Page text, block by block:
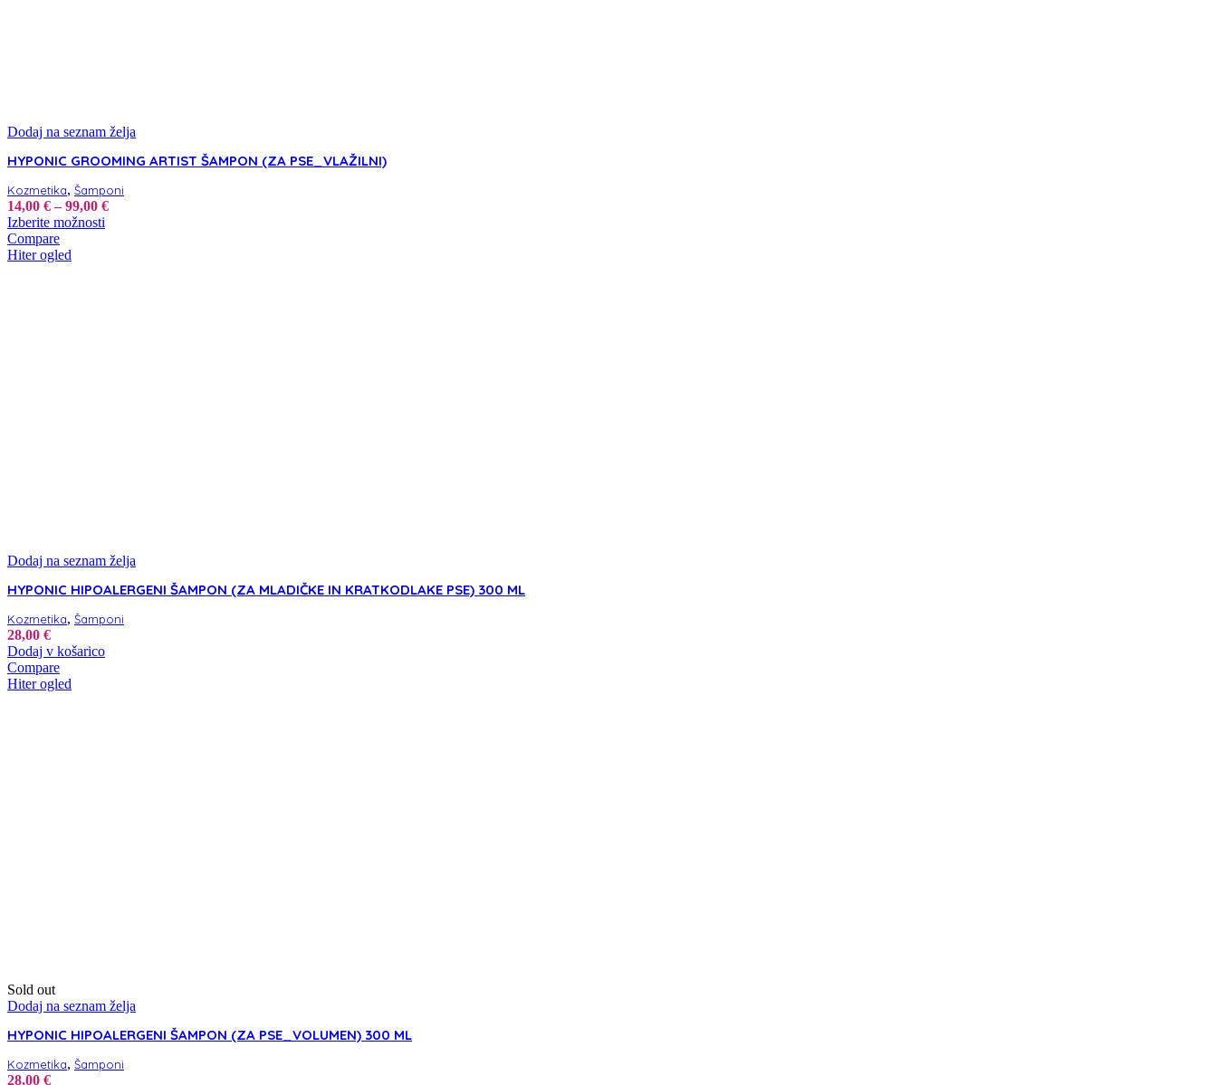
Dodaj na seznam želja
HYPONIC GROOMING ARTIST ŠAMPON (ZA PSE_VLAŽILNI)
Kozmetika, Šamponi
14,00 € – 99,00 €Cenovni
Izberite možnosti
Compare
Hiter ogled
Dodaj na seznam želja
HYPONIC HIPOALERGENI ŠAMPON (ZA MLADIČKE IN KRATKODLAKE PSE) 300 ML
Kozmetika, Šamponi
28,00 €
Dodaj v košarico
Compare
Hiter ogled
Sold out
Dodaj na seznam želja
HYPONIC HIPOALERGENI ŠAMPON (ZA PSE_VOLUMEN) 300 ML
Kozmetika, Šamponi
28,00 €